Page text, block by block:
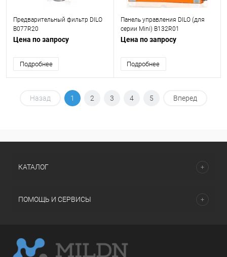
Предварительный фильтр DILO
B077R20
Цена по запросу
Подробнее
Панель управления DILO (для
серии Mini) B132R01
Цена по запросу
Подробнее
Назад 1 2 3 4 5 Вперед
КАТАЛОГ
ПОМОЩЬ И СЕРВИСЫ